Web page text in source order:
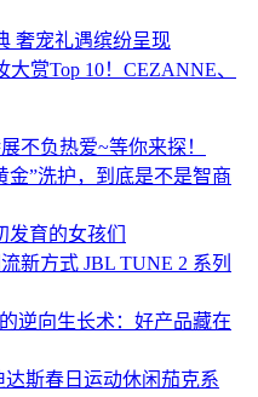
奢宠礼遇缤纷呈现
大赏Top 10！CEZANNE、
不负热爱~等你来探！
金”洗护，到底是不是智商
育的女孩们
新方式 JBL TUNE 2 系列
逆向生长术：好产品藏在
斯春日运动休闲茄克系